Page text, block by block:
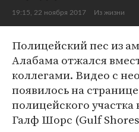
19:15, 22 ноября 2017 Из жизни
Полицейский пес из
Алабама отжался
коллегами. Видео с
появилось на
полицейского
Галф Шорс (Gulf